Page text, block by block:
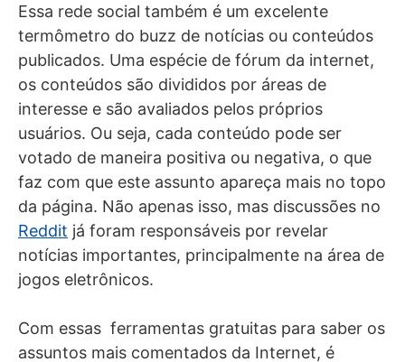
Essa rede social também é um excelente
termômetro do buzz de notícias ou conteúdos
publicados. Uma espécie de fórum da internet,
os conteúdos são divididos por áreas de
interesse e são avaliados pelos próprios
usuários. Ou seja, cada conteúdo pode ser
votado de maneira positiva ou negativa, o que
faz com que este assunto apareça mais no topo
da página. Não apenas isso, mas discussões no
Reddit já foram responsáveis por revelar
notícias importantes, principalmente na área de
jogos eletrônicos.
Com essas ferramentas gratuitas para saber os
assuntos mais comentados da Internet, é